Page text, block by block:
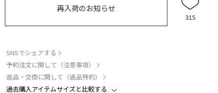
再入荷のお知らせ
315
SNSでシェアする
予約注文に関して（注意事項）
返品・交換に関して（返品特約）
過去購入アイテムサイズと比較する